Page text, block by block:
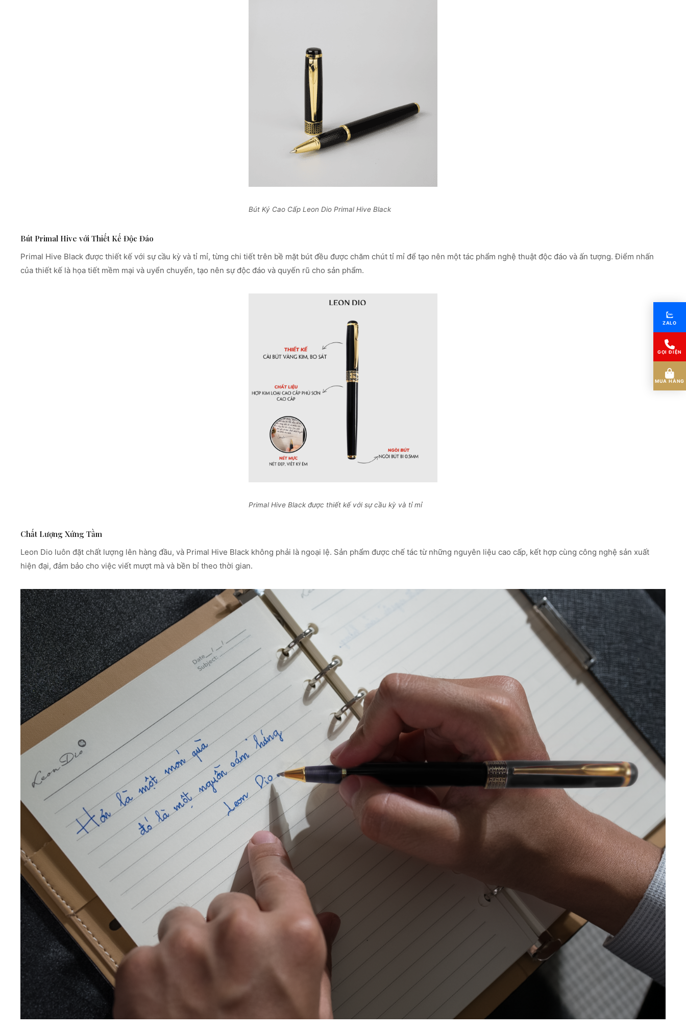
Bút Ký Cao Cấp Leon Dio Primal Hive Black
Bút Primal Hive với Thiết Kế Độc Đáo
Primal Hive Black được thiết kế với sự cầu kỳ và tỉ mỉ, từng chi tiết trên bề mặt bút đều được chăm chút tỉ mỉ để tạo nên một tác phẩm nghệ thuật độc đáo và ấn tượng. Điểm nhấn
của thiết kế là họa tiết mềm mại và uyển chuyển, tạo nên sự độc đáo và quyến rũ cho sản phẩm.
Primal Hive Black được thiết kế với sự cầu kỳ và tỉ mỉ
Chất Lượng Xứng Tầm
Leon Dio luôn đặt chất lượng lên hàng đầu, và Primal Hive Black không phải là ngoại lệ. Sản phẩm được chế tác từ những nguyên liệu cao cấp, kết hợp cùng công nghệ sản xuất
hiện đại, đảm bảo cho việc viết mượt mà và bền bỉ theo thời gian.
ZALO
GỌI ĐIỆN
MUA HÀNG